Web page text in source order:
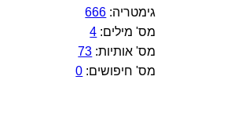
גימטריה: 666
מס' מילים: 4
מס' אותיות: 73
מס' חיפושים: 0